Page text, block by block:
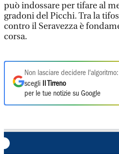
può indossare per tifare al
gradoni del Picchi. Tra la
contro il Seravezza è
corsa.
Non lasciare decidere l'algoritmo:
scegli
Il Tirreno
per le tue notizie su Google